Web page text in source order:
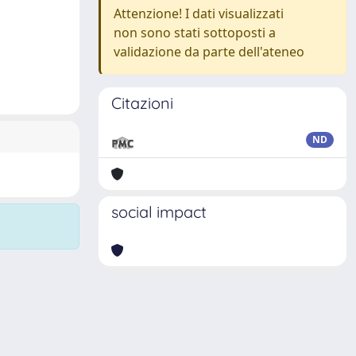
Attenzione! I dati visualizzati
non sono stati sottoposti a
validazione da parte dell'ateneo
Citazioni
ND
social impact